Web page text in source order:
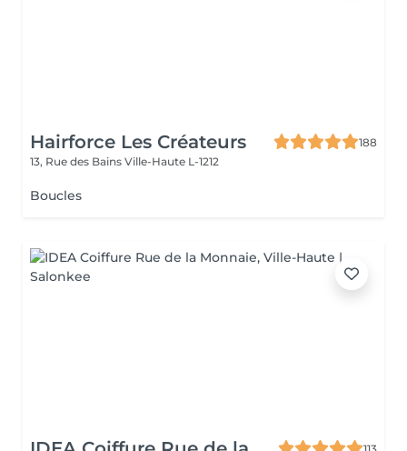
Hairforce Les Créateurs
188
13, Rue des Bains Ville-Haute L-1212
Boucles